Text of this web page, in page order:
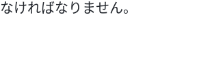
なければなりません。